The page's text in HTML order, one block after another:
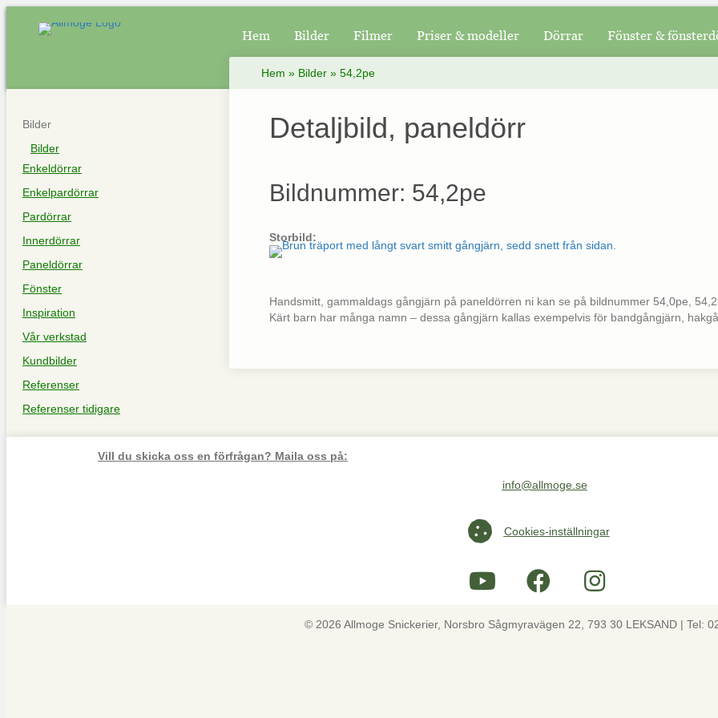
Hem Bilder Filmer Priser & modeller Dörrar Fönster &
Bilder
Bilder
Enkeldörrar
Enkelpardörrar
Pardörrar
Innerdörrar
Paneldörrar
Fönster
Inspiration
Vår verkstad
Kundbilder
Referenser
Referenser tidigare
Hem » Bilder» 54,2pe
Detaljbild, paneldörr
Bildnummer: 54,2pe
Storbild:
Handsmitt, gammaldags gångjärn på paneldörren ni kan se på bildnummer 54,0pe,
Kärt barn har många namn – dessa gångjärn kallas exempelvis för bandgångjärn,
Vill du skicka oss en förfrågan? Maila oss på:
Maila oss på info@allmoge.se
info@allmoge.se
Cookies-inställningar
Cookies-inställningar
© 2026 Allmoge Snickerier, Norsbro Sågmyravägen 22, 793 30 LEKSAND | Tel: